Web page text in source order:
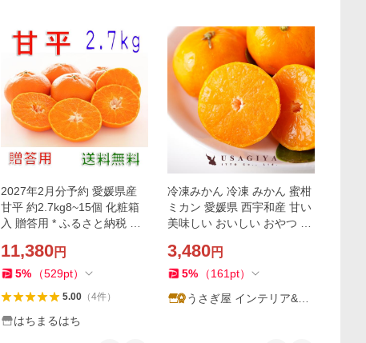
2027年2月分予約 愛媛県産
甘平 約2.7kg8~15個 化粧箱
入 贈答用 * ふるさと納税 で
11,380円
5% （529pt）
5.00（4件）
はちまるはち
冷凍みかん 冷凍 みかん 蜜柑
ミカン 愛媛県 西宇和産 甘い
美味しい おいしい おやつ デ
き 流水解凍 自然
3,480円
5% （161 pt）
うさぎ屋 インテリア&DI